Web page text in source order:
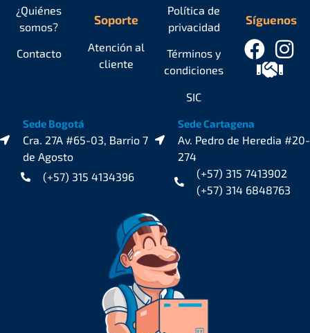
¿Quiénes
somos?
Contacto
Soporte
Atención al
cliente
Política de
privacidad
Términos y
condiciones
SIC
Síguenos
Sede Bogotá
Cra. 27A #65-03, Barrio 7
de Agosto
(+57) 315 4134396
Sede Cartagena
Av. Pedro de Heredia #20-
274
(+57) 315 7413902
(+57) 314 6848763